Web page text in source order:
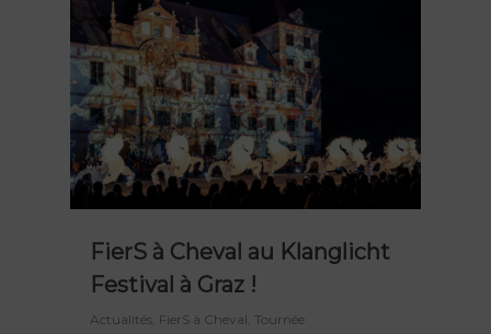
FierS à Cheval au Klanglicht
Festival à Graz !
Actualités FierS à Cheval Tournée